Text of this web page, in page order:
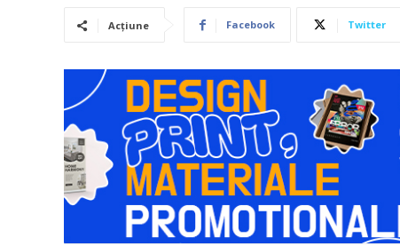
Acțiune Facebook Twitter